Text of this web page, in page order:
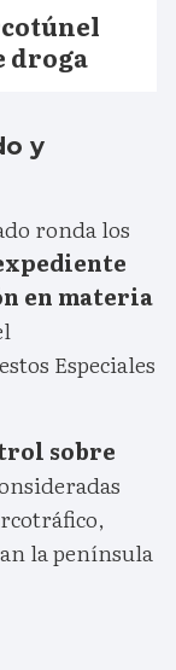
droga
y
ronda los
en materia
Especiales
sobre
la península